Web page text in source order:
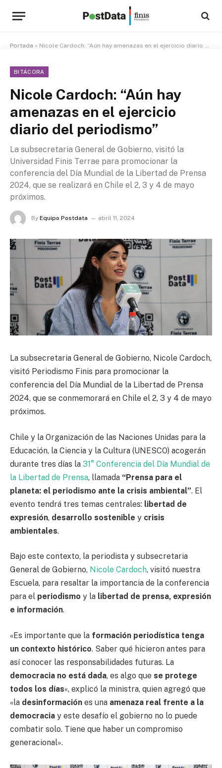
Portada » Nicole Cardoch: “Aún hay amenazas en el ejercicio diario del periodismo”
BITÁCORA
Nicole Cardoch: “Aún hay
amenazas en el ejercicio
diario del periodismo”
La subsecretaria General de Gobierno, visitó la
Universidad Finis Terrae para promocionar la
conferencia del Día Mundial de la Libertad de Prensa
2024, que se realizará en Chile el 2, 3 y 4 de mayo
próximos.
By Equipo Postdata abril 11, 2024
La subsecretaria General de Gobierno, Nicole Cardoch,
visitó Periodismo Finis para promocionar la
conferencia del Día Mundial de la Libertad de Prensa
2024, que se conmemorará en Chile el 2, 3 y 4 de mayo
próximos.
Chile y la Organización de las Naciones Unidas para la
Educación, la Ciencia y la Cultura (UNESCO) acogerán
durante tres días la 31° Conferencia del Día Mundial de
la Libertad de Prensa, llamada “Prensa para el
planeta: el periodismo ante la crisis ambiental”. El
evento tendrá tres temas centrales: libertad de
expresión, desarrollo sostenible y crisis
ambientales.
Bajo este contexto, la periodista y subsecretaria
General de Gobierno, Nicole Cardoch, visitó nuestra
Escuela, para resaltar la importancia de la conferencia
para el periodismo y la libertad de prensa, expresión
e información.
«Es importante que la formación periodística tenga
un contexto histórico. Saber qué hicieron antes para
así conocer las responsabilidades futuras. La
democracia no está dada, es algo que se protege
todos los días«, explicó la ministra, quien agregó que
«la desinformación es una amenaza real frente a la
democracia y este desafío el gobierno no lo puede
combatir solo. Tiene que haber un compromiso
generacional».